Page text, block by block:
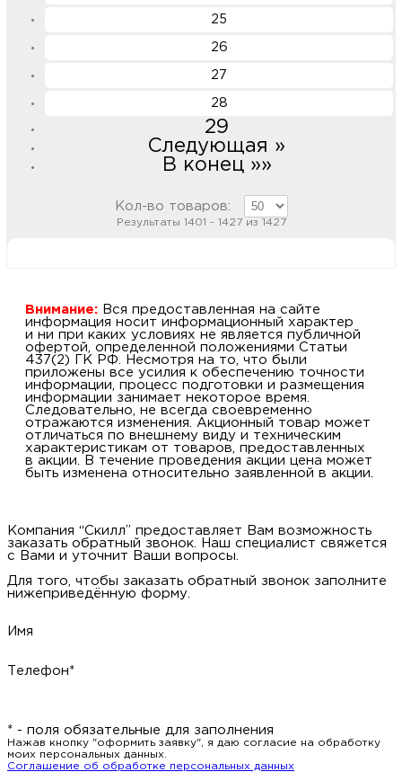
25
26
27
28
29
Следующая »
В конец »»
Кол-во товаров:
Результаты 1401 - 1427 из 1427
Внимание: Вся предоставленная на сайте
информация носит информационный характер
и ни при каких условиях не является публичной
офертой, определенной положениями Статьи
437(2) ГК РФ. Несмотря на то, что были
приложены все усилия к обеспечению точности
информации, процесс подготовки и размещения
информации занимает некоторое время.
Следовательно, не всегда своевременно
отражаются изменения. Акционный товар может
отличаться по внешнему виду и техническим
характеристикам от товаров, предоставленных
в акции. В течение проведения акции цена может
быть изменена относительно заявленной в акции.
Компания “Скилл” предоставляет Вам возможность
заказать обратный звонок. Наш специалист свяжется
с Вами и уточнит Ваши вопросы.
Для того, чтобы заказать обратный звонок заполните
нижеприведённую форму.
Имя
Телефон*
* - поля обязательные для заполнения
Нажав кнопку "оформить заявку", я даю согласие на обработку
моих персональных данных.
Соглашение об обработке персональных данных